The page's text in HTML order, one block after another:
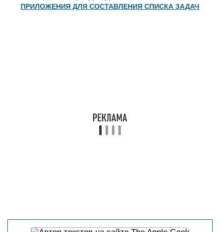
ПРИЛОЖЕНИЯ ДЛЯ СОСТАВЛЕНИЯ СПИСКА ЗАДАЧ